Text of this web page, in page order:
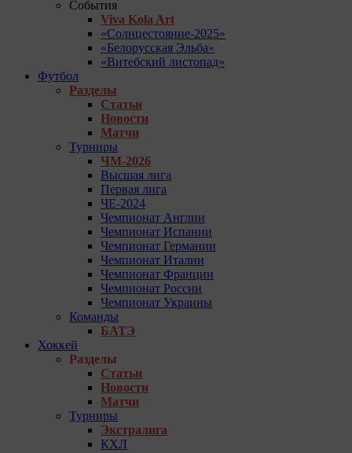
События
Viva Kola Art
«Солнцестояние-2025»
«Белорусская Эльба»
«Витебский листопад»
Футбол
Разделы
Статьи
Новости
Матчи
Турниры
ЧМ-2026
Высшая лига
Первая лига
ЧЕ-2024
Чемпионат Англии
Чемпионат Испании
Чемпионат Германии
Чемпионат Италии
Чемпионат Франции
Чемпионат России
Чемпионат Украины
Команды
БАТЭ
Хоккей
Разделы
Статьи
Новости
Матчи
Турниры
Экстралига
КХЛ